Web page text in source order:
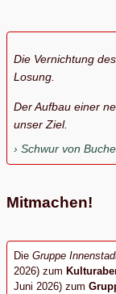
Die Vernichtung
Losung.
Der Aufbau einer
unser Ziel.
Schwur von
Mitmachen!
Die Gruppe
2026) zum
Juni 2026) zum